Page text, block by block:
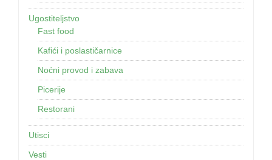
Ugostiteljstvo
Fast food
Kafići i poslastičarnice
Noćni provod i zabava
Picerije
Restorani
Utisci
Vesti